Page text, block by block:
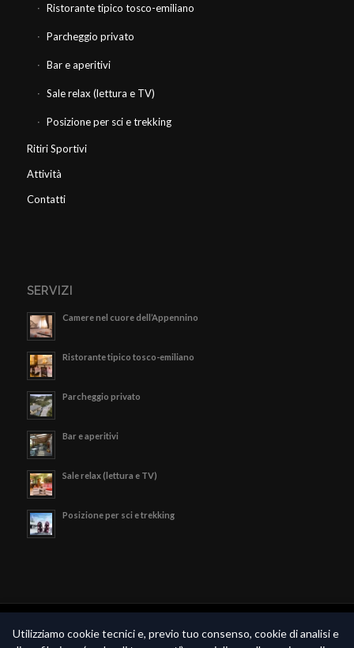
Ristorante tipico tosco-emiliano
Parcheggio privato
Bar e aperitivi
Sale relax (lettura e TV)
Posizione per sci e trekking
Ritiri Sportivi
Attività
Contatti
SERVIZI
Camere nel cuore dell’Appennino
Ristorante tipico tosco-emiliano
Parcheggio privato
Bar e aperitivi
Sale relax (lettura e TV)
Posizione per sci e trekking
Realizzato daPiramedia.it
Utilizziamo cookie tecnici e, previo tuo consenso, cookie di analisi e